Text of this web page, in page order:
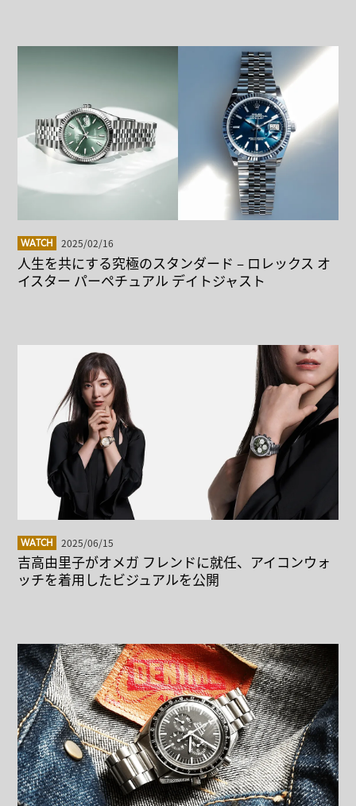
WATCH 2025/02/16
人生を共にする究極のスタンダード – ロレックス オ
イスター パーペチュアル デイトジャスト
WATCH 2025/06/15
吉高由里子がオメガ フレンドに就任、アイコンウォ
ッチを着用したビジュアルを公開